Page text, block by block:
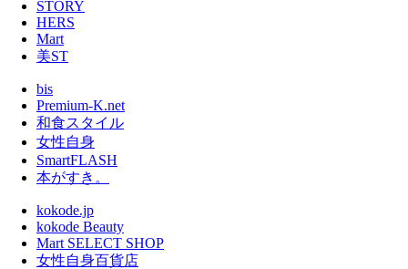
STORY
HERS
Mart
美ST
bis
Premium-K.net
和食スタイル
女性自身
SmartFLASH
本がすき。
kokode.jp
kokode Beauty
Mart SELECT SHOP
女性自身百貨店